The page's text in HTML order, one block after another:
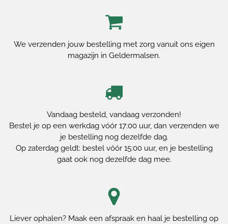
We verzenden jouw bestelling met zorg vanuit ons eigen
magazijn in Geldermalsen.
Vandaag besteld, vandaag verzonden!
Bestel je op een werkdag vóór 17:00 uur, dan verzenden we
je bestelling nog dezelfde dag.
Op zaterdag geldt: bestel vóór 15:00 uur, en je bestelling
gaat ook nog dezelfde dag mee.
Liever ophalen? Maak een afspraak en haal je bestelling op